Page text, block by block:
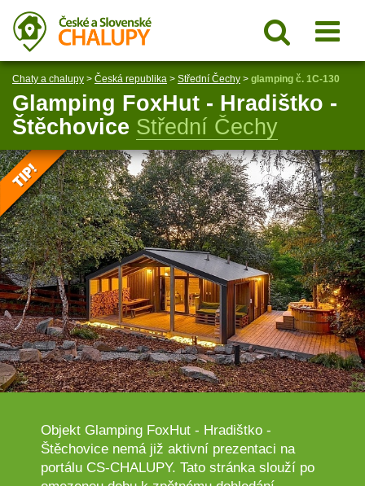
Chaty a chalupy > Česká republika > Střední Čechy > glamping č. 1C-130
Glamping FoxHut - Hradištko -
Štěchovice Střední Čechy
Objekt Glamping FoxHut - Hradištko -
Štěchovice nemá již aktivní prezentaci na
portálu CS-CHALUPY. Tato stránka slouží po